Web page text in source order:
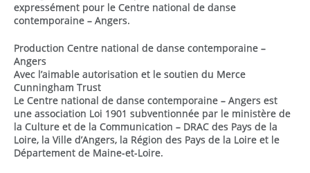
expressément pour le Centre national de danse
contemporaine – Angers.
Production Centre national de danse contemporaine –
Angers
Avec l’aimable autorisation et le soutien du Merce
Cunningham Trust
Le Centre national de danse contemporaine – Angers est
une association Loi 1901 subventionnée par le ministère de
la Culture et de la Communication – DRAC des Pays de la
Loire, la Ville d’Angers, la Région des Pays de la Loire et le
Département de Maine-et-Loire.